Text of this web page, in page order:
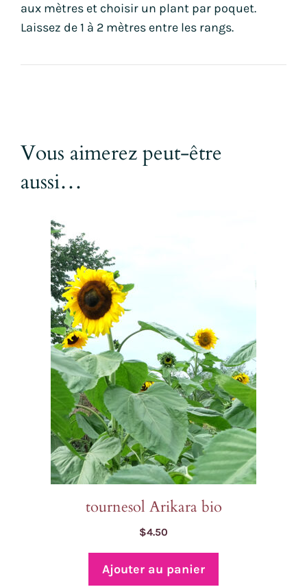
aux mètres et choisir un plant par poquet.
Laissez de 1 à 2 mètres entre les rangs.
Vous aimerez peut-être
aussi…
tournesol Arikara bio
$4.50
Ajouter au panier